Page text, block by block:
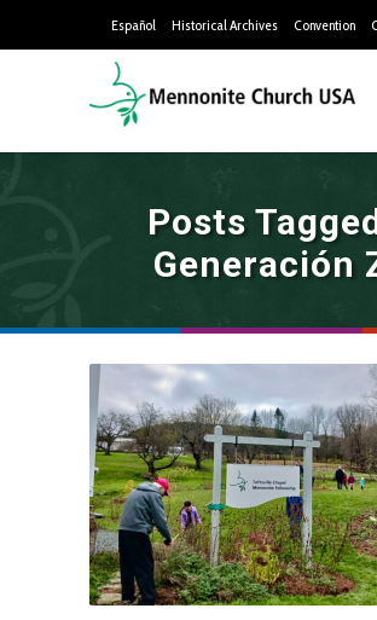
Español Historical Archives Convention
Posts
Generación